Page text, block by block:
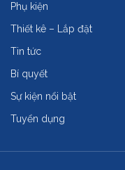
Phụ kiện
Thiết kê – Lắp đặt
Tin tức
Bí quyết
Sự kiện nổi bật
Tuyển dụng